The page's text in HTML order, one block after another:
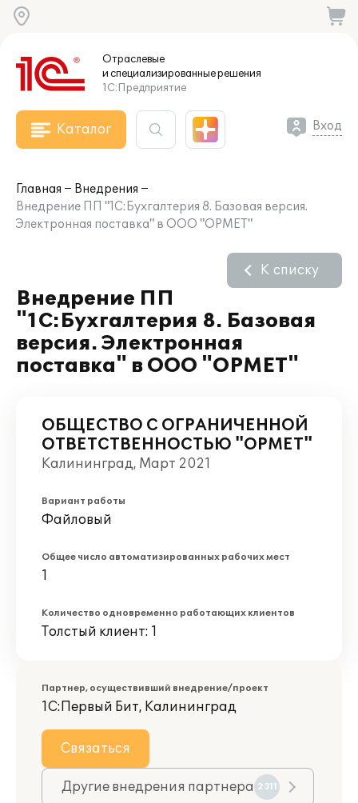
Отраслевые
и специализированныерешения
1С:Предприятие
Каталог Вход
Главная
Внедрения
Внедрение ПП "1С:Бухгалтерия 8. Базовая версия.
Электронная поставка" в ООО "ОРМЕТ"
Внедрение ПП
"1С:Бухгалтерия 8. Базовая
версия. Электронная
поставка" в ООО "ОРМЕТ"
К списку
ОБЩЕСТВО С ОГРАНИЧЕННОЙ
ОТВЕТСТВЕННОСТЬЮ "ОРМЕТ"
Калининград, Март 2021
Вариант работы
Файловый
Общее число автоматизированных рабочих мест
1
Количество одновременно работающих клиентов
Толстый клиент: 1
Партнер, осуществивший внедрение/проект
1С:Первый Бит, Калининград
Связаться
Другие внедрения партнера 2311